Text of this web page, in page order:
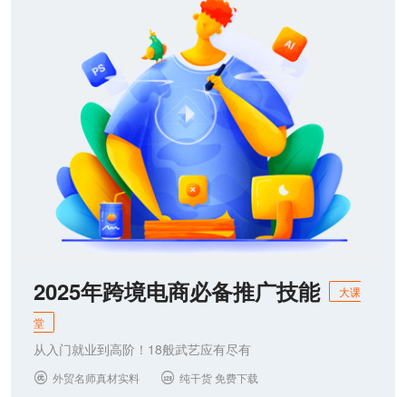
2025年跨境电商必备推广技能
大课
堂
从入门就业到高阶！18般武艺应有尽有
 外贸名师真材实料  纯干货 免费下载